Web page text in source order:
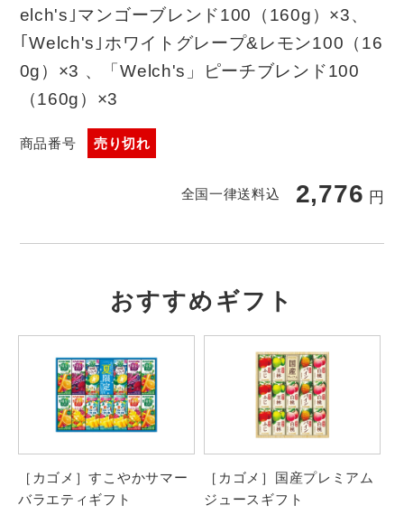
elch's｣マンゴーブレンド100（160g）×3、
｢Welch's｣ホワイトグレープ&レモン100（16
0g）×3 、「Welch's」ピーチブレンド100
（160g）×3
商品番号 売り切れ
全国一律送料込 2,776 円
おすすめギフト
［カゴメ］すこやかサマー
バラエティギフト
［カゴメ］国産プレミアム
ジュースギフト